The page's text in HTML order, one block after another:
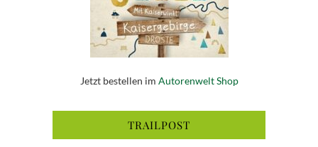
Jetzt bestellen im Autorenwelt Shop
TRAILPOST